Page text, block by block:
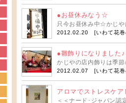
●お昼休みなう☆
只今お昼休み中☆かじや
2012.02.20 [いわて花
●雛飾りになりました♪
かじやの店内飾りは季
2012.02.07 [いわて花
アロマでストレスケア
＜＜ナード･ジャパン